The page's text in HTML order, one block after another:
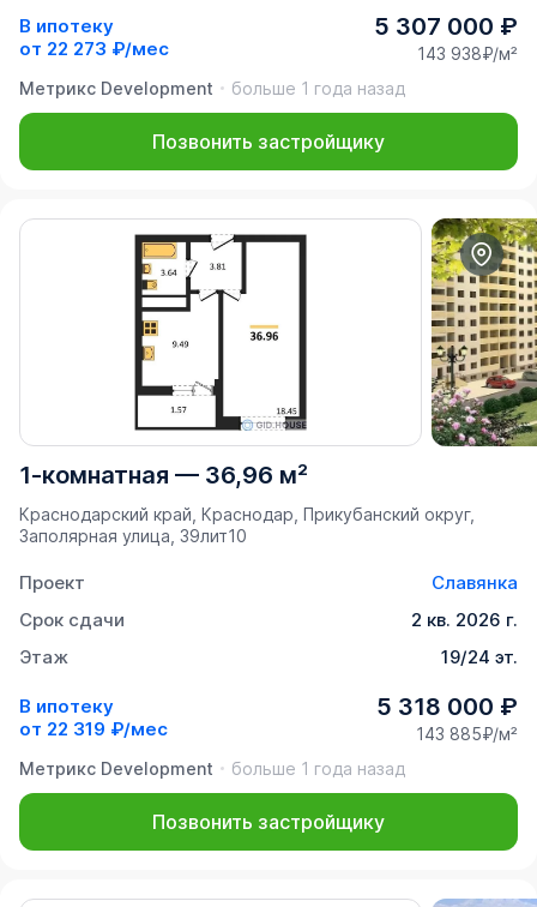
В ипотеку
от 22 273 ₽/мес
5 307 000 ₽
143 938₽/м²
Метрикс Development
больше 1 года назад
Позвонить застройщику
1-комнатная — 36,96 м²
Краснодарский край, Краснодар, Прикубанский округ,
Заполярная улица, 39лит10
Проект
Славянка
Срок сдачи
2 кв. 2026 г.
Этаж
19/24 эт.
В ипотеку
от 22 319 ₽/мес
5 318 000 ₽
143 885₽/м²
Метрикс Development
больше 1 года назад
Позвонить застройщику